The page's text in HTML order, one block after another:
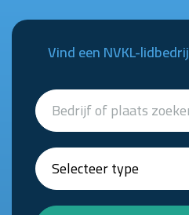
Vind een NVKL-